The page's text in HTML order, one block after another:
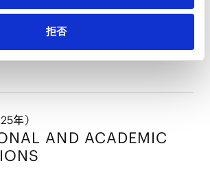
拒否
ADMISSIONS
年）
AND ACADEMIC